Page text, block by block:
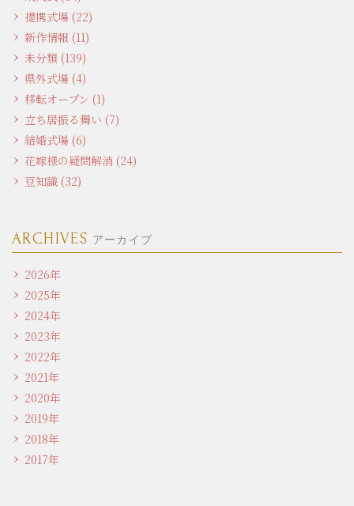
提携式場 (22)
新作情報 (11)
未分類 (139)
県外式場 (4)
移転オープン (1)
立ち居振る舞い (7)
結婚式場 (6)
花嫁様の疑問解消 (24)
豆知識 (32)
ARCHIVES アーカイブ
2026年
2025年
2024年
2023年
2022年
2021年
2020年
2019年
2018年
2017年